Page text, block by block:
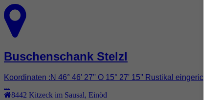
Buschenschank Stelzl
Koordinaten :N 46° 46' 27'' O 15° 27' 15'' Rustikal
...
8442 Kitzeck im Sausal Einöd